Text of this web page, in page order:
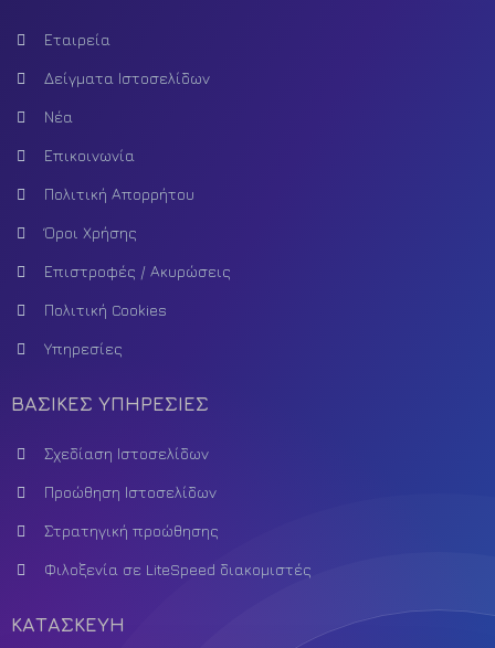
Εταιρεία
Δείγματα Ιστοσελίδων
Νέα
Επικοινωνία
Πολιτική Απορρήτου
Όροι Χρήσης
Επιστροφές / Ακυρώσεις
Πολιτική Cookies
Υπηρεσίες
ΒΑΣΙΚΕΣ ΥΠΗΡΕΣΙΕΣ
Σχεδίαση Ιστοσελίδων
Προώθηση Ιστοσελίδων
Στρατηγική προώθησης
Φιλοξενία σε LiteSpeed διακομιστές
ΚΑΤΑΣΚΕΥΗ